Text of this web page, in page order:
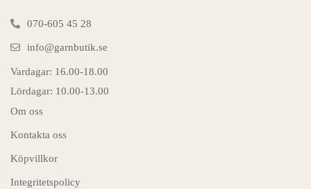
070-605 45 28
info@garnbutik.se
Vardagar: 16.00-18.00
Lördagar: 10.00-13.00
Om oss
Kontakta oss
Köpvillkor
Integritetspolicy